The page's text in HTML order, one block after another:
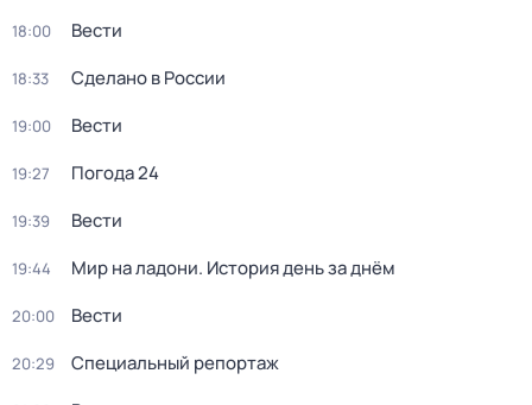
18:00 Вести
18:33 Сделано в России
19:00 Вести
19:27 Погода 24
19:39 Вести
19:44 Мир на ладони. История день за днём
20:00 Вести
20:29 Специальный репортаж